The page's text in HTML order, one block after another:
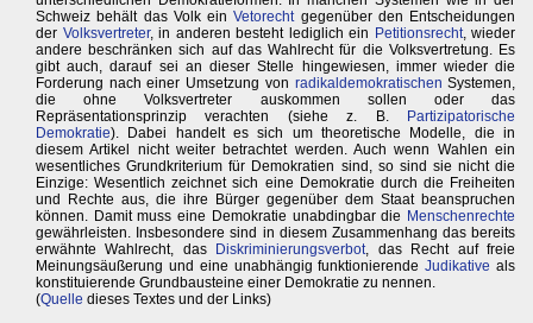
Schweiz behält das Volk einVetorechtgegenüber den Entscheidungen
der Volksvertreter, in anderen besteht lediglich ein Petitionsrecht, wieder
andere beschränken sich auf das Wahlrecht für die Volksvertretung. Es
gibt auch, darauf sei an dieser Stelle hingewiesen, immer wieder die
Forderung nach einer Umsetzung von radikaldemokratischen Systemen,
die ohne Volksvertreter auskommen sollen oder das
Repräsentationsprinzip verachten (siehe z. B.
Partizipatorische
Demokratie). Dabei handelt es sich um theoretische Modelle, die in
diesem Artikel nicht weiter betrachtet werden. Auch wenn Wahlen ein
wesentliches Grundkriterium für Demokratien sind, so sind sie nicht die
Einzige: Wesentlich zeichnet sich eine Demokratie durch die Freiheiten
und Rechte aus, die ihre Bürger gegenüber dem Staat beanspruchen
können. Damit muss eine Demokratie unabdingbar die Menschenrechte
gewährleisten. Insbesondere sind in diesem Zusammenhang das bereits
erwähnte Wahlrecht, das
Diskriminierungsverbot, das Recht auf freie
Meinungsäußerung und eine unabhängig funktionierendeJudikative als
konstituierende Grundbausteine einer Demokratie zu nennen.
(Quelle dieses Textes und der Links)